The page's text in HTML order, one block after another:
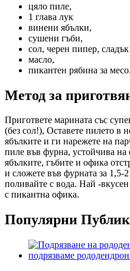
цяло пиле,
1 глава лук
винени ябълки,
сушени гъби,
сол, черен пипер,
масло,
пикантен рябина за месо.
Метод за
Пригответе марината със
(без сол!), Оставете пилето в
ябълките и ги нарежете на
пиле във фурна, устойчива на
ябълките, гъбите и офика
и сложете във фурната за 1,5-
поливайте с вода. Най -
с пикантна офика.
Популярни